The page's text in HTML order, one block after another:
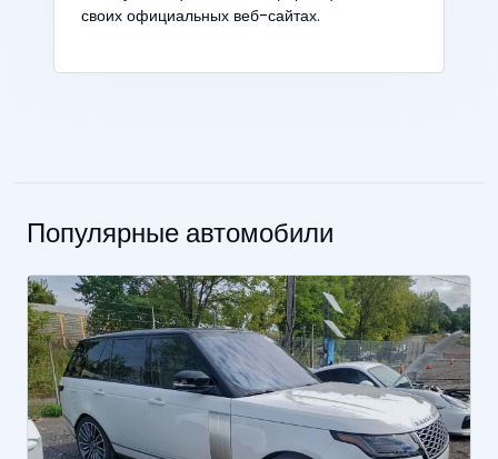
своих официальных веб-сайтах.
Популярные автомобили